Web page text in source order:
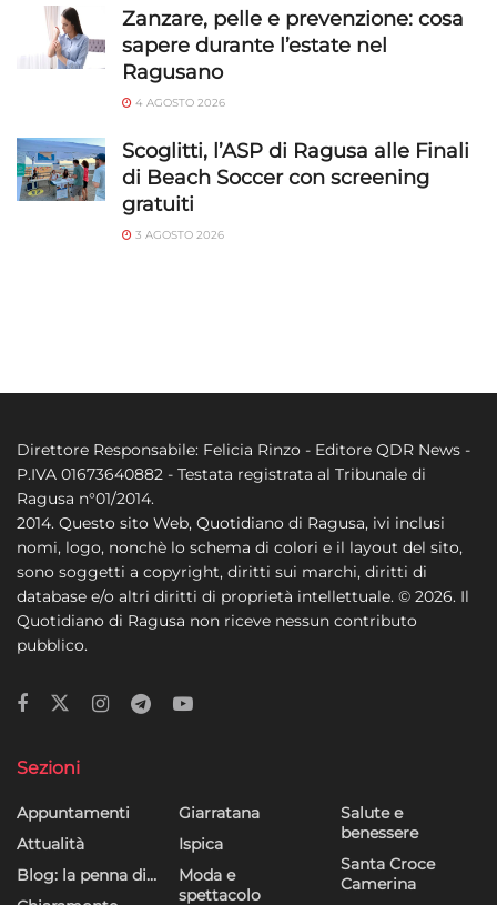
Zanzare, pelle e prevenzione: cosa
sapere durante l’estate nel
Ragusano
4 AGOSTO 2026
Scoglitti, l’ASP di Ragusa alle Finali
di Beach Soccer con screening
gratuiti
3 AGOSTO 2026
Direttore Responsabile: Felicia Rinzo - Editore QDR News -
P.IVA 01673640882 - Testata registrata al Tribunale di
Ragusa n°01/2014.
2014. Questo sito Web, Quotidiano di Ragusa, ivi inclusi
nomi, logo, nonchè lo schema di colori e il layout del sito,
sono soggetti a copyright, diritti sui marchi, diritti di
database e/o altri diritti di proprietà intellettuale. © 2026. Il
Quotidiano di Ragusa non riceve nessun contributo
pubblico.
Sezioni
Appuntamenti
Attualità
Blog: la penna di…
Giarratana
Ispica
Moda e
spettacolo
Salute e
benessere
Santa Croce
Camerina